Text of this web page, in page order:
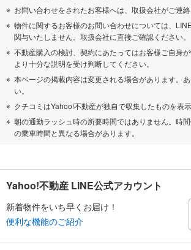
お問い合わせをされたお客様へは、取扱会社がご連絡
物件に関するお客様のお問い合わせについては、
関与いたしません。取扱会社に直接ご確認ください。
不動産購入の検討、契約にあたってはお客様ご自身
より十分な説明を受け判断してください。
本ページの掲載内容は変更される場合があります。
い。
クチコミはYahoo!不動産が独自で収集したものを表示
朝の通勤ラッシュ時の所要時間ではありません。時
の乗車時間と異なる場合があります。
Yahoo!不動産 LINE公式アカウント
新着物件をいち早くお届け！
便利な機能のご紹介